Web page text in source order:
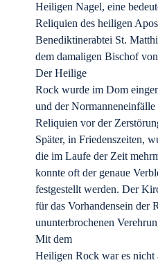
Heiligen Nagel, eine
Reliquien des heiligen
Benediktinerabtei St.
dem damaligen Bischof
Der Heilige
Rock wurde im Dom
und der
Reliquien vor der
Später, in Friedenszeiten,
die im Laufe der Zeit
konnte oft der genaue
festgestellt werden. Der
für das Vorhandensein der
ununterbrochenen
Mit dem
Heiligen Rock war es